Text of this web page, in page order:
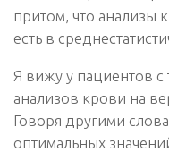
притом, что анализы
есть в
Я вижу у пациентов с
анализов крови на
Говоря другими
оптимальных